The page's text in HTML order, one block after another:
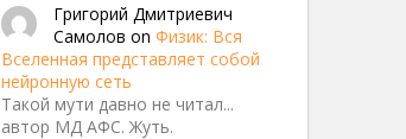
Григорий Дмитриевич
Самолов on Физик: Вся
Вселенная представляет собой
нейронную сеть
Такой мути давно не читал...
автор МД АФС. Жуть.